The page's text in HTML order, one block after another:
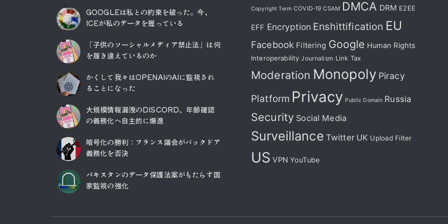
GOOGLEは私との約束を破った。今、
ICEが私のデータを握っている
「子供のソーシャルメディア禁止法」は何
を履き違えているのか
かくして我々はOPENAIのAIに監視され
ることになった
大規模情報漏洩のDISCORD、年齢確認
の義務化へ自主的に爆進
暗号化の勝利：フランス議会がバックドア
義務化を否決
パキスタンのデータ保護法案がもたらす国
家監視の強化
Copyright Term COVID-19 CSAM DMCA DRM E2EE
EFF Encryption Enshittification EU
Facebook Filtering Google Human Rights
Interoperability Journalism Link Tax
Moderation Monopoly Piracy
Platform Privacy Public Domain Russia
Security Social Media
Surveillance Twitter UK Upload Filter
US VPN YouTube